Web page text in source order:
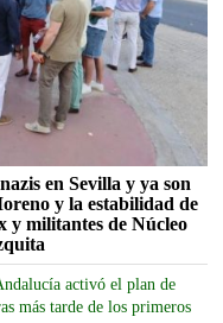
en Sevilla y ya son
y la estabilidad de
y militantes de Núcleo